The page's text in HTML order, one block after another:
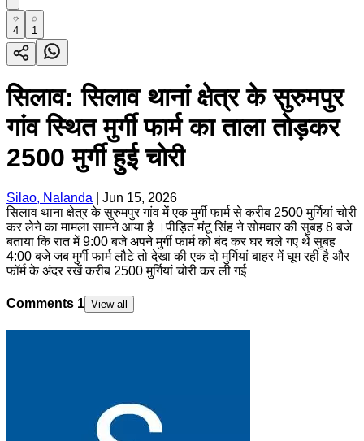
4 1
सिलाव: सिलाव थानां क्षेत्र के सुरुमपुर
गांव स्थित मुर्गी फार्म का ताला तोड़कर
2500 मुर्गी हुई चोरी
Silao, Nalanda
Jun 15, 2026
सिलाव थाना क्षेत्र के सुरुमपुर गांव में एक मुर्गी फार्म से करीब 2500 मुर्गियां चोरी
कर लेने का मामला सामने आया है ।पीड़ित मंटू सिंह ने सोमवार की सुबह 8 बजे
बताया कि रात में 9:00 बजे अपने मुर्गी फार्म को बंद कर घर चले गए थे सुबह
4:00 बजे जब मुर्गी फार्म लौटे तो देखा की एक दो मुर्गियां बाहर में घूम रही है और
फॉर्म के अंदर रखें करीब 2500 मुर्गियां चोरी कर ली गई
Comments 1 View all